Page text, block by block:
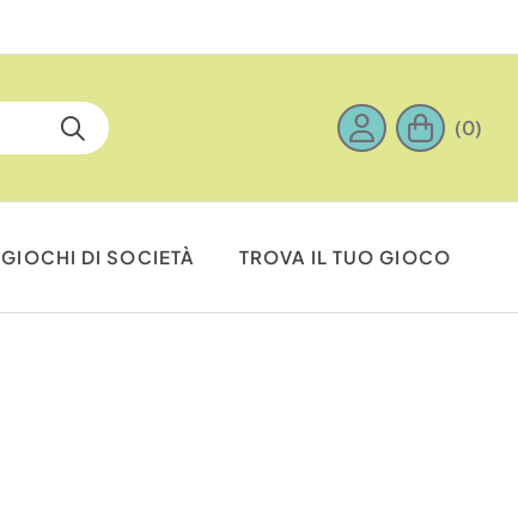
(0)
GIOCHI DI SOCIETÀ TROVA IL TUO GIOCO